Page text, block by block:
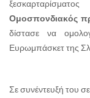
Ομοσπονδιακός
δίστασε να
Ευρωμπάσκετ της
Σε συνέντευξή του